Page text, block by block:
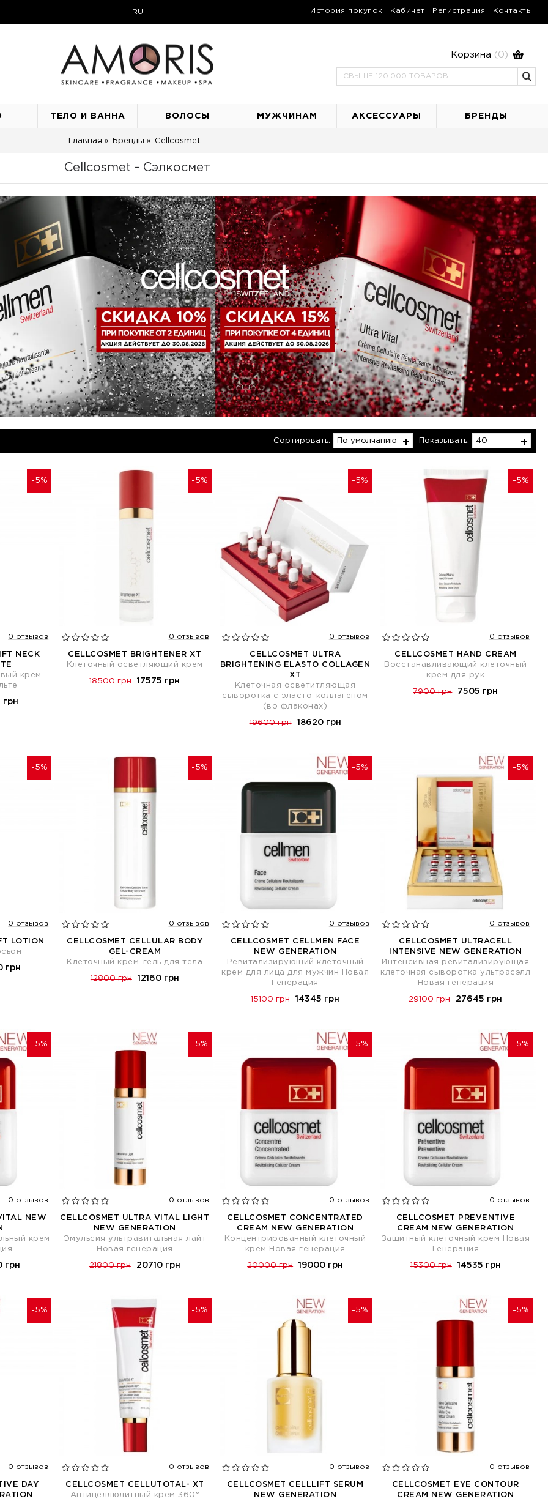
RU История покупок Кабинет Регистрация Контакты
Корзина (0)
ТЕЛО И ВАННА ВОЛОСЫ МУЖЧИНАМ АКСЕССУАРЫ БРЕНДЫ
Главная Бренды Cellcosmet
Cellcosmet - Сэлкосмет
Показывать: 40
Сортировать: По умолчанию
-5%
0 отзывов
NECK
крем
грн
-5%
0 отзывов
CELLCOSMET BRIGHTENER XT
Клеточный осветляющий крем
18500 грн 17575 грн
-5%
0 отзывов
CELLCOSMET ULTRA
BRIGHTENING ELASTO COLLAGEN
XT
Клеточная осветитляющая
сыворотка с эласто-коллагеном
(во флаконах)
19600 грн 18620 грн
-5%
0 отзывов
CELLCOSMET HAND CREAM
Восстанавливающий клеточный
крем для рук
7900 грн 7505 грн
-5%
0 отзывов
LOTION
грн
-5%
0 отзывов
CELLCOSMET CELLULAR BODY
GEL-CREAM
Клеточный крем-гель для тела
12800 грн 12160 грн
-5%
0 отзывов
CELLCOSMET CELLMEN FACE
NEW GENERATION
Ревитализирующий клеточный
крем для лица для мужчин Новая
Генерация
15100 грн 14345 грн
-5%
0 отзывов
CELLCOSMET ULTRACELL
INTENSIVE NEW GENERATION
Интенсивная ревитализирующая
клеточная сыворотка ультрасэлл
Новая генерация
29100 грн 27645 грн
-5%
0 отзывов
NEW
крем
грн
-5%
0 отзывов
CELLCOSMET ULTRA VITAL LIGHT
NEW GENERATION
Эмульсия ультравитальная лайт
Новая генерация
21800 грн 20710 грн
-5%
0 отзывов
CELLCOSMET CONCENTRATED
CREAM NEW GENERATION
Концентрированный клеточный
крем Новая генерация
20000 грн 19000 грн
-5%
0 отзывов
CELLCOSMET PREVENTIVE
CREAM NEW GENERATION
Защитный клеточный крем Новая
Генерация
15300 грн 14535 грн
-5%
0 отзывов
DAY
-5%
0 отзывов
CELLCOSMET CELLUTOTAL- XT
Антицеллюлитный крем 360°
-5%
0 отзывов
CELLCOSMET CELLLIFT SERUM
NEW GENERATION
-5%
0 отзывов
CELLCOSMET EYE CONTOUR
CREAM NEW GENERATION